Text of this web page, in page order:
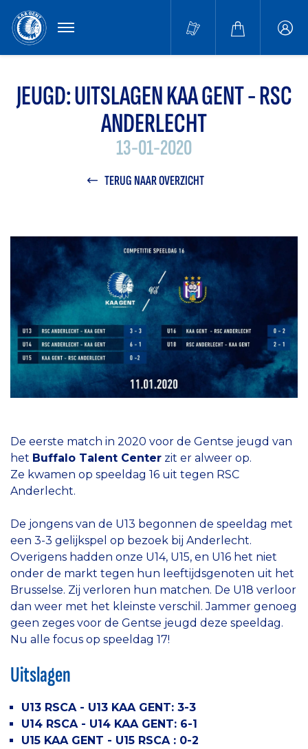
MENU
JEUGD: UITSLAGEN KAA GENT - RSC
ANDERLECHT
13-01-2020
TERUG NAAR OVERZICHT
De eerste match in 2020 voor de Gentse jeugd van
het Buffalo Talent Center zit er alweer op.
Ze kwamen op speeldag 16 uit tegen RSC
Anderlecht.
De jongens van de U13 begonnen de speeldag met
een 3-3 gelijkspel op bezoek bij Anderlecht.
Overigens hadden onze U14, U15, en U16 het niet
onder de markt tegen hun leeftijdsgenoten uit het
Brusselse. Zij verloren hun matchen. De U18 verloor
dan weer met het kleinste verschil. Jammer genoeg
geen zeges voor de Gentse jeugd deze speeldag.
Nu alle focus op speeldag 17!
Uitslagen
U13 RSCA - U13 KAA GENT: 3-3
U14 RSCA - U14 KAA GENT: 6-1
U15 KAA GENT - U15 RSCA : 0-2